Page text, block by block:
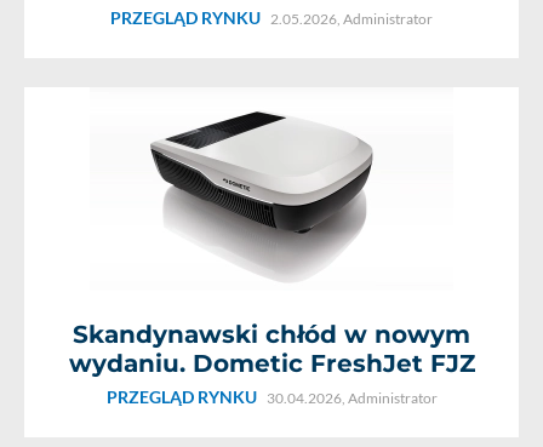
PRZEGLĄD RYNKU 2.05.2026, Administrator
Skandynawski chłód w nowym
wydaniu. Dometic FreshJet FJZ
PRZEGLĄD RYNKU 30.04.2026, Administrator